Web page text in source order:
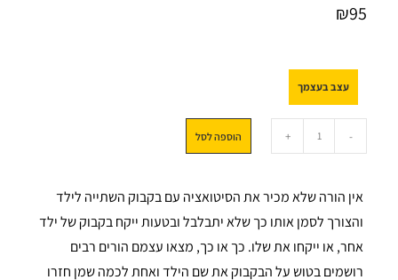
₪95
עצב בעצמך
-
+ הוספה לסל
אין הורה שלא מכיר את הסיטואציה עם בקבוק השתייה לילד
והצורך לסמן אותו כך שלא יתבלבל ובטעות ייקח בקבוק של ילד
אחר, או ייקחו את שלו. כך או כך, מצאו עצמם הורים רבים
רושמים בטוש על הבקבוק את שם הילד ואחת לכמה שמן חזרו